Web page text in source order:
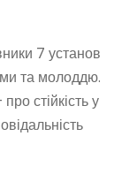
7 установ
та молоддю.
стійкість у